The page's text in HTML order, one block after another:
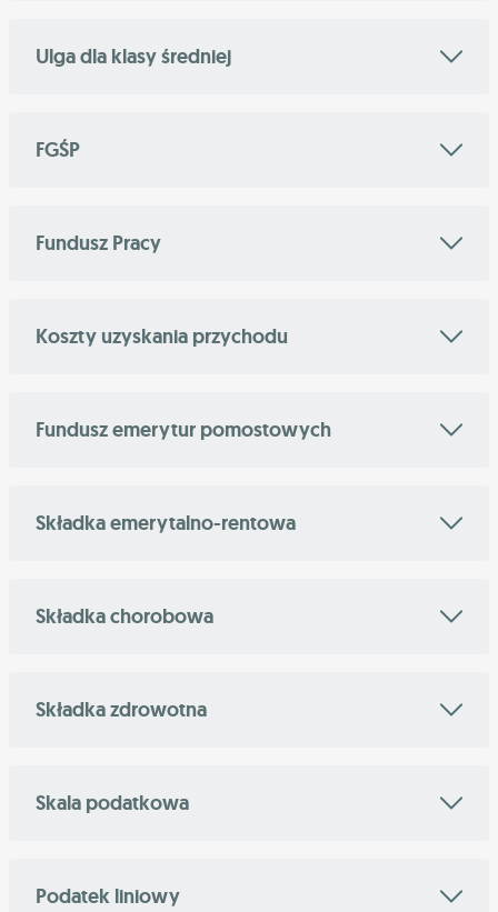
Ulga dla klasy średniej
FGŚP
Fundusz Pracy
Koszty uzyskania przychodu
Fundusz emerytur pomostowych
Składka emerytalno-rentowa
Składka chorobowa
Składka zdrowotna
Skala podatkowa
Podatek liniowy